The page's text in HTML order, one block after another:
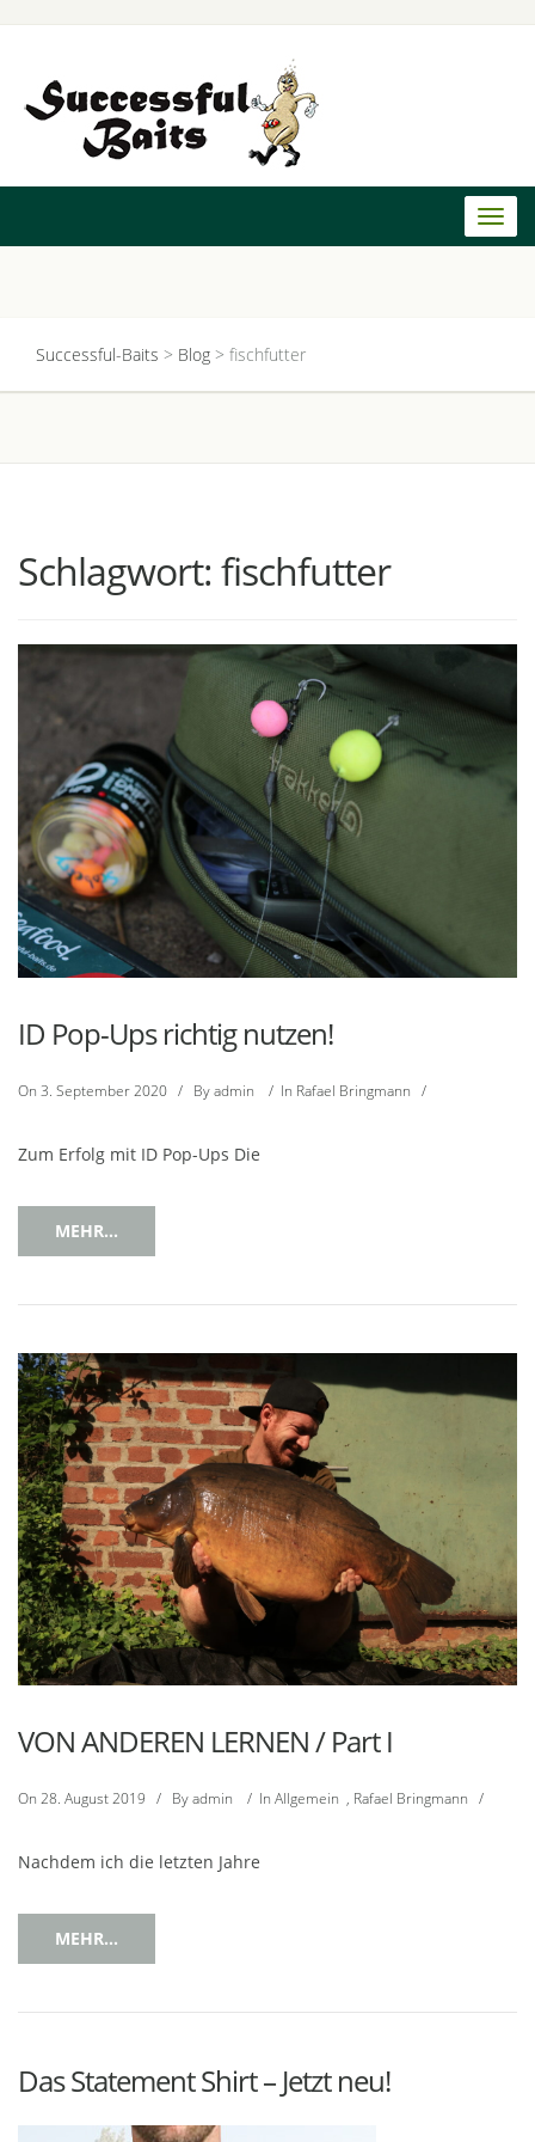
Successful-Baits > Blog > fischfutter
Schlagwort: fischfutter
ID Pop-Ups richtig nutzen!
On 3. September 2020 / Byadmin / In Rafael Bringmann /
Zum Erfolg mit ID Pop-Ups Die
MEHR...
VON ANDEREN LERNEN / Part I
On 28. August 2019 / Byadmin / In Allgemein , Rafael Bringmann /
Nachdem ich die letzten Jahre
MEHR...
Das Statement Shirt – Jetzt neu!